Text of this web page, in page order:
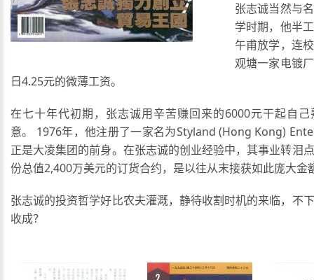
张志诚当然与
学时期，他半
午甫放学，连
观塘一家电镀
日4.25元的微薄工资。
在七十年代初期，张志诚用辛苦赚回来的6000元干起自
意。 1976年，他注册了一家名为Styland (Hong Kong)
正是大凌集团的前身。在张志诚的创业经验中，其事业转泪
份总值2,400万美元的订货合约，是以往从末接获如此庞大金
张志诚的投资哲学好比农夫灌溉，静待收割时机的来临，不
收成？